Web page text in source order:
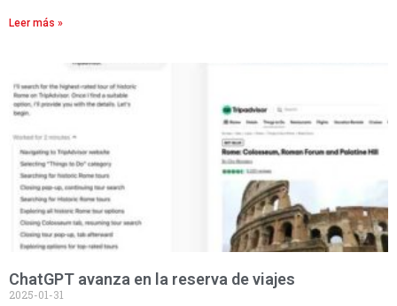
Leer más »
ChatGPT avanza en la reserva de viajes
2025-01-31